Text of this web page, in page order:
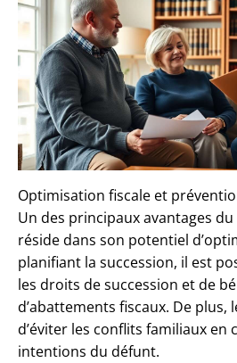
Optimisation fiscale et
Un des principaux avantages
réside dans son potentiel
planifiant la succession, il est
les droits de succession et de
d’abattements fiscaux. De plus,
d’éviter les conflits familiaux en
intentions du défunt.